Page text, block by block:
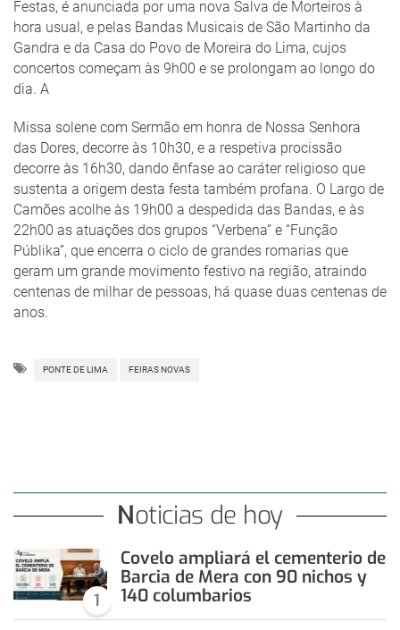
Festas, é anunciada por uma nova Salva de Morteiros à
hora usual, e pelas Bandas Musicais de São Martinho da
Gandra e da Casa do Povo de Moreira do Lima, cujos
concertos começam às 9h00 e se prolongam ao longo do
dia. A
Missa solene com Sermão em honra de Nossa Senhora
das Dores, decorre às 10h30, e a respetiva procissão
decorre às 16h30, dando ênfase ao caráter religioso que
sustenta a origem desta festa também profana. O Largo de
Camões acolhe às 19h00 a despedida das Bandas, e às
22h00 as atuações dos grupos “Verbena” e “Função
Públika”, que encerra o ciclo de grandes romarias que
geram um grande movimento festivo na região, atraindo
centenas de milhar de pessoas, há quase duas centenas de
anos.
PONTE DE LIMA FEIRAS NOVAS
Noticias de hoy
1
Covelo ampliará el cementerio de
Barcia de Mera con 90 nichos y
140 columbarios